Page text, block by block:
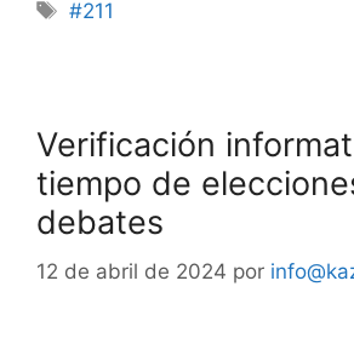
#211
Verificación
tiempo de
debates
12 de abril de 2024 por